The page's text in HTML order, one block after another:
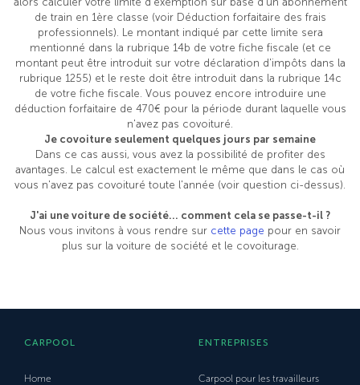
de train en 1ère classe (voir Déduction forfaitaire des frais
professionnels). Le montant indiqué par cette limite sera
mentionné dans la rubrique 14b de votre fiche fiscale (et ce
montant peut être introduit sur votre déclaration d'impôts dans la
rubrique 1255) et le reste doit être introduit dans la rubrique 14c
de votre fiche fiscale. Vous pouvez encore introduire une
déduction forfaitaire de 470€ pour la période durant laquelle vous
n'avez pas covoituré.
Je covoiture seulement quelques jours par semaine
Dans ce cas aussi, vous avez la possibilité de profiter des
avantages. Le calcul est exactement le même que dans le cas où
vous n'avez pas covoituré toute l'année (voir question ci-dessus).
J'ai une voiture de société... comment cela se passe-t-il ?
Nous vous invitons à vous rendre sur cette page pour en savoir
plus sur la voiture de société et le covoiturage.
CARPOOL
Home
ENTREPRISES
Carpool pour les travailleurs